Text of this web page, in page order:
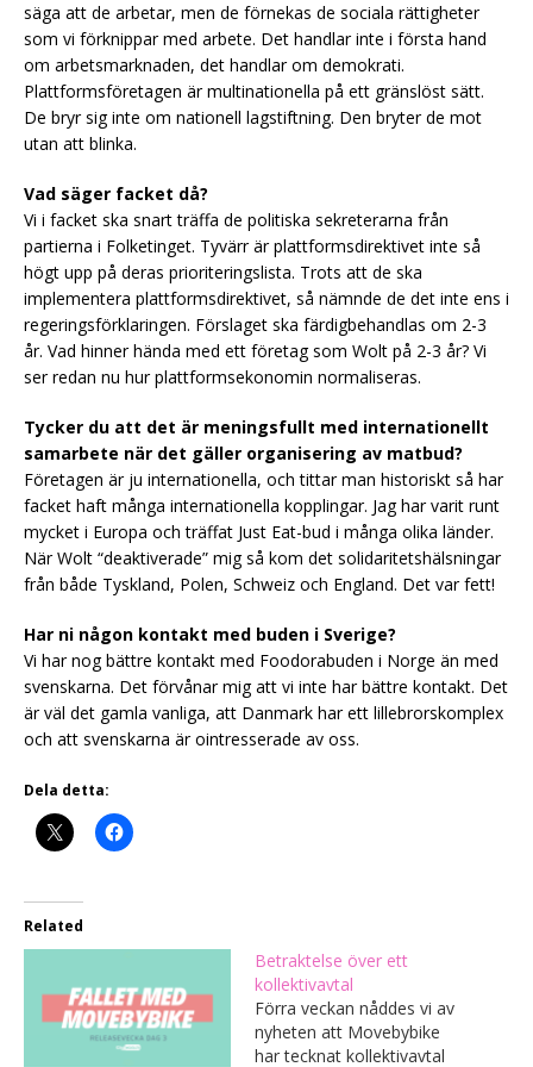
säga att de arbetar, men de förnekas de sociala rättigheter
som vi förknippar med arbete. Det handlar inte i första hand
om arbetsmarknaden, det handlar om demokrati.
Plattformsföretagen är multinationella på ett gränslöst sätt.
De bryr sig inte om nationell lagstiftning. Den bryter de mot
utan att blinka.
Vad säger facket då?
Vi i facket ska snart träffa de politiska sekreterarna från
partierna i Folketinget. Tyvärr är plattformsdirektivet inte så
högt upp på deras prioriteringslista. Trots att de ska
implementera plattformsdirektivet, så nämnde de det inte ens i
regeringsförklaringen. Förslaget ska färdigbehandlas om 2-3
år. Vad hinner hända med ett företag som Wolt på 2-3 år? Vi
ser redan nu hur plattformsekonomin normaliseras.
Tycker du att det är meningsfullt med internationellt
samarbete när det gäller organisering av matbud?
Företagen är ju internationella, och tittar man historiskt så har
facket haft många internationella kopplingar. Jag har varit runt
mycket i Europa och träffat Just Eat-bud i många olika länder.
När Wolt “deaktiverade” mig så kom det solidaritetshälsningar
från både Tyskland, Polen, Schweiz och England. Det var fett!
Har ni någon kontakt med buden i Sverige?
Vi har nog bättre kontakt med Foodorabuden i Norge än med
svenskarna. Det förvånar mig att vi inte har bättre kontakt. Det
är väl det gamla vanliga, att Danmark har ett lillebrorskomplex
och att svenskarna är ointresserade av oss.
Dela detta:
Related
Betraktelse över ett
kollektivavtal
Förra veckan nåddes vi av
nyheten att Movebybike
har tecknat kollektivavtal